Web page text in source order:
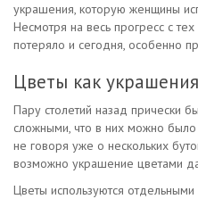
украшения, которую женщины
Несмотря на весь прогресс с
потеряло и сегодня, особенно
Цветы как
Пару столетий назад прически
сложными, что в них можно
не говоря уже о нескольких
возможно украшение цветами
Цветы используются